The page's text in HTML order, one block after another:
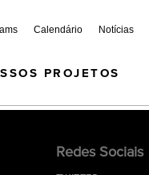
Calendário Notícias
PROJETOS
Redes Sociais